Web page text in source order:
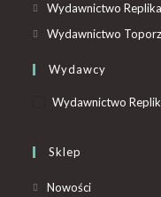
Wydawnictwo Replika
Wydawnictwo
Wydawcy
Wydawnictwo
Sklep
Nowości